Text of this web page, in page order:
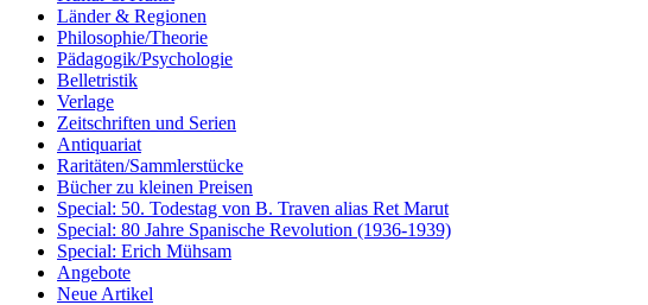
Länder & Regionen
Philosophie/Theorie
Pädagogik/Psychologie
Belletristik
Verlage
Zeitschriften und Serien
Antiquariat
Raritäten/Sammlerstücke
Bücher zu kleinen Preisen
Special: 50. Todestag von B. Traven alias Ret Marut
Special: 80 Jahre Spanische Revolution (1936-1939)
Special: Erich Mühsam
Angebote
Neue Artikel